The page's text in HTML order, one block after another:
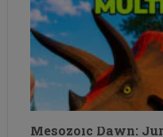
Mesozoic Dawn: